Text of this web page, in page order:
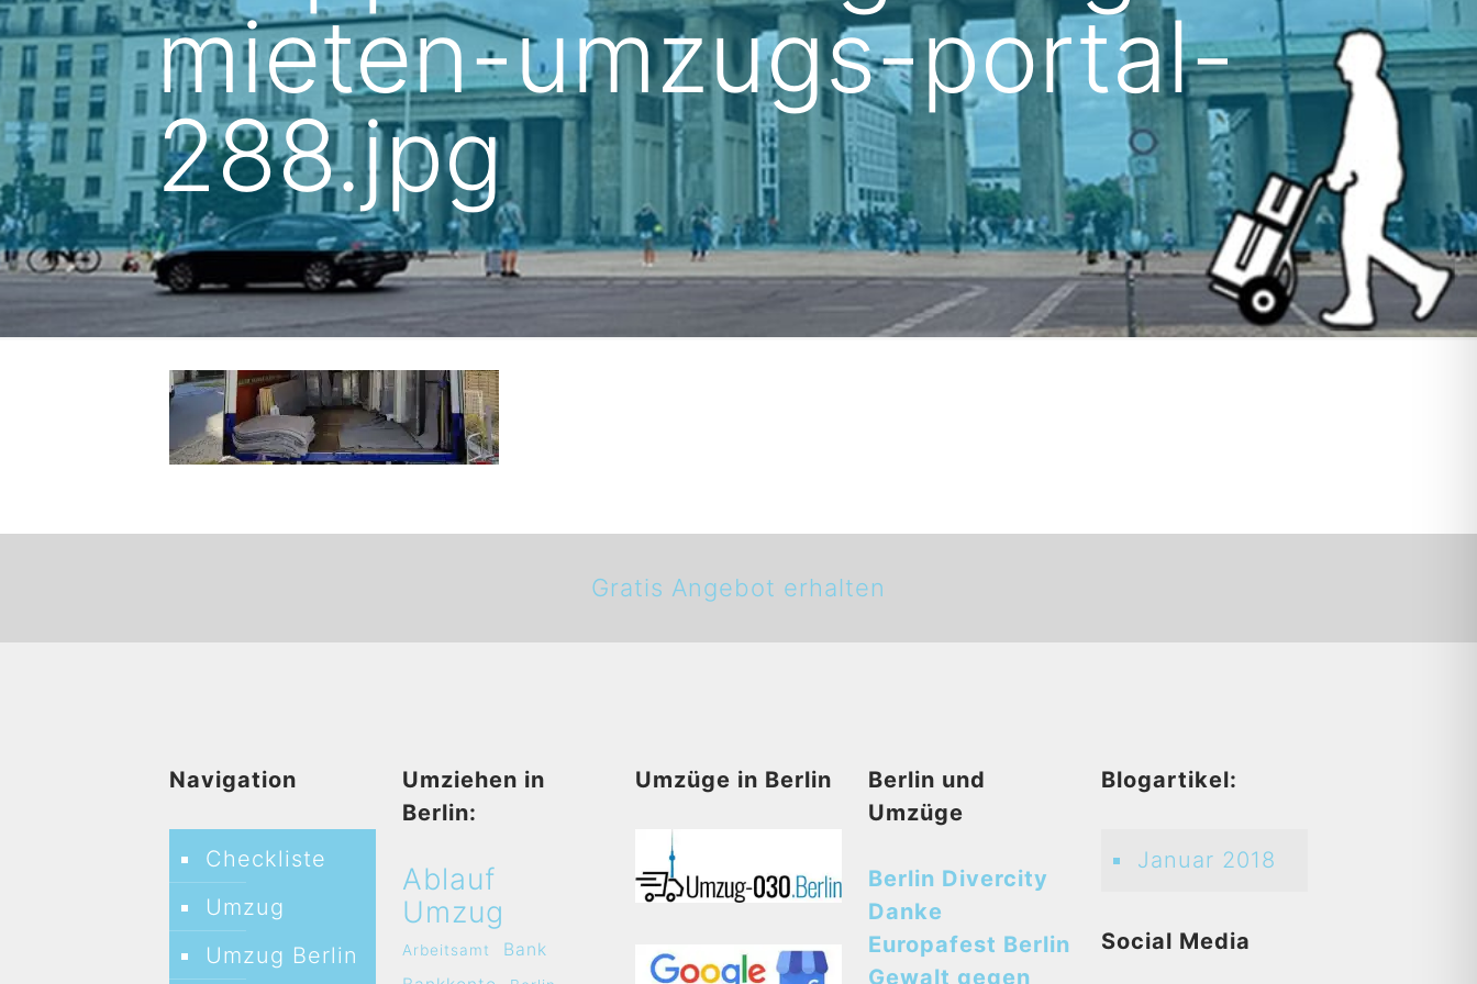
mieten-umzugs-portal-
288.jpg
Gratis Angebot erhalten
Navigation
Checkliste
Umzug
Umzug Berlin
Umziehen in
Berlin:
Ablauf
Umzug
Arbeitsamt
Bank
Umzüge in Berlin
Berlin und
Umzüge
Berlin Divercity
Danke
Europafest Berlin
Gewalt gegen
Blogartikel:
Januar 2018
Social Media